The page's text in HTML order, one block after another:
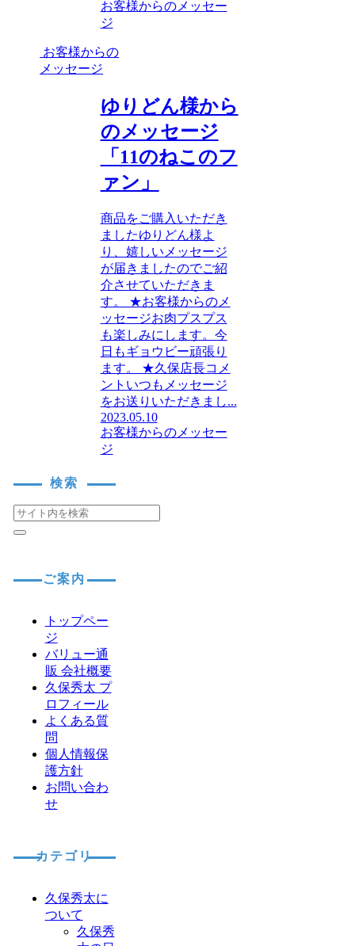
お客様からのメッセー
ジ
お客様からの
メッセージ
ゆりどん様から
のメッセージ
「11のねこのフ
ァン」
商品をご購入いただき
ましたゆりどん様よ
り、嬉しいメッセージ
が届きましたのでご紹
介させていただきま
す。 ★お客様からのメ
ッセージお肉プスプス
も楽しみにします。今
日もギョウビー頑張り
ます。 ★久保店長コメ
ントいつもメッセージ
をお送りいただきまし...
2023.05.10
お客様からのメッセー
ジ
検索
ご案内
トップペー
ジ
バリュー通
販 会社概要
久保秀太 プ
ロフィール
よくある質
問
個人情報保
護方針
お問い合わ
せ
カテゴリ
久保秀太に
ついて
久保秀